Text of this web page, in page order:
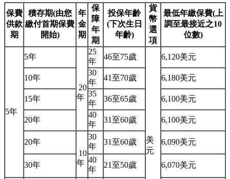
保費
供款
期
積存期(由您
繳付首期保費
開始)
年
金
期
保
障
年
期
投保年齡
(下次生日
年齡)
貨
幣
選
項
最低年繳保費(上
調至最接近之10
位數)
5年
5年
20
年
25
年
46至75歲
美
元
6,120美元
10年
30
年
41至70歲 6,180美元
15年
35
年
36至65歲 6,100美元
20年
40
年
31至60歲 6,100美元
20年
10
年
30
年
31至60歲 6,090美元
30年
40
年
21至50歲 6,070美元